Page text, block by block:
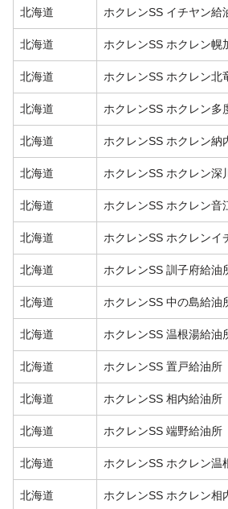
北海道 ホクレンSS イチヤン給
北海道 ホクレンSS ホクレン幌
北海道 ホクレンSS ホクレン北
北海道 ホクレンSS ホクレン多
北海道 ホクレンSS ホクレン納
北海道 ホクレンSS ホクレン深
北海道 ホクレンSS ホクレン音
北海道 ホクレンSS ホクレンイ
北海道 ホクレンSS 訓子府給油
北海道 ホクレンSS 中の島給油
北海道 ホクレンSS 温根湯給油
北海道 ホクレンSS 置戸給油所
北海道 ホクレンSS 相内給油所
北海道 ホクレンSS 端野給油所
北海道 ホクレンSS ホクレン温
北海道 ホクレンSS ホクレン相